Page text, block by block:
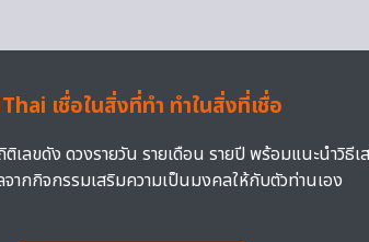
เชื่อในสิ่งที่ทำ ทำในสิ่งที่เชื่อ
เลขดัง ดวงรายวัน รายเดือน รายปี พร้อมแนะนำวิธีเ
ากกิจกรรมเสริมความเป็นมงคลให้กับตัวท่านเอง